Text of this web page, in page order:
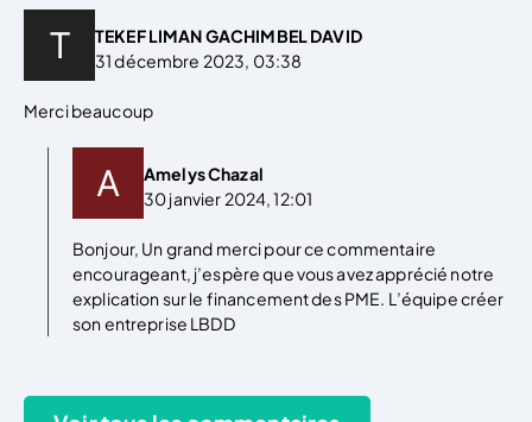
TEKEF LIMAN GACHIMBEL DAVID
31 décembre 2023, 03:38
Merci beaucoup
Amelys Chazal
30 janvier 2024, 12:01
Bonjour, Un grand merci pour ce commentaire
encourageant, j’espère que vous avez apprécié notre
explication sur le financement des PME. L’équipe créer
son entreprise LBDD